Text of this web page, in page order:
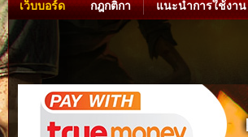
เว็บบอร์ด กฎกติกา แนะนำการใช้งาน